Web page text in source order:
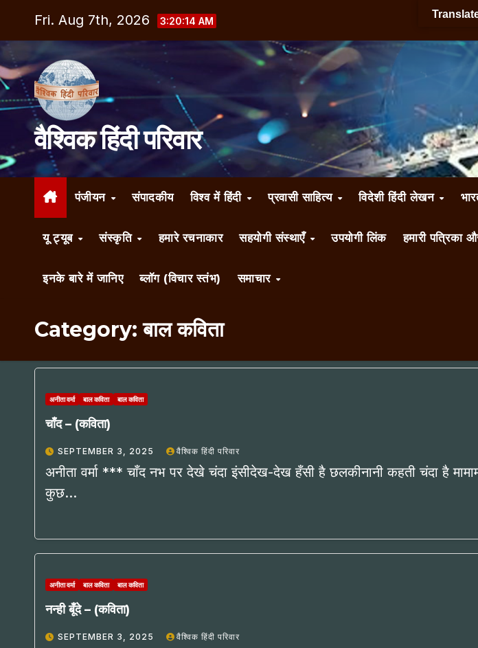
content
Fri. Aug 7th, 2026 3:20:15 AM
वैश्विक हिंदी परिवार
पंजीयन संपादकीय विश्व में हिंदी प्रवासी साहित्य विदेशी हिंदी लेखन
यू ट्यूब संस्कृति हमारे रचनाकार सहयोगी संस्थाएँ उपयोगी लिंक हमारी पत्रिका
इनके बारे में जानिए ब्लॉग (विचार स्तंभ) समाचार
Category:बाल कविता
अनीता वर्मा बाल कविता बाल कविता
चाँद – (कविता)
SEPTEMBER 3, 2025 वैश्विक हिंदी परिवार
अनीता वर्मा *** चाँद नभ पर देखे चंदा इंसीदेख-देख हँसी है छलकीनानी कहती चंदा है
कुछ…
अनीता वर्मा बाल कविता बाल कविता
नन्ही बूँदे – (कविता)
SEPTEMBER 3, 2025 वैश्विक हिंदी परिवार